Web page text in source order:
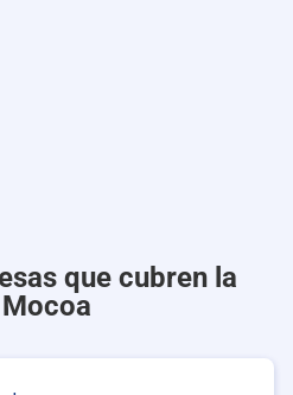
que cubren la